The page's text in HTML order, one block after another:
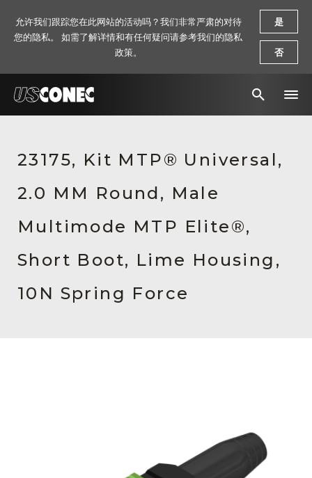
解决方案
产品
资源
关于我们
23175, Kit MTP® Universal,
2.0 MM Round, Male
Multimode MTP Elite®,
Short Boot, Lime Housing,
10N Spring Force
允许我们跟踪您在此网站的活动吗？我们非常严肃的对待
您的隐私。 如需了解详情和有任何疑问请参考我们的隐私
政策。
是
否